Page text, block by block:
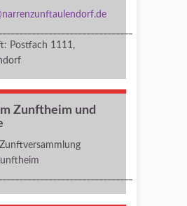
Postfach 1111,
Zunftheim und